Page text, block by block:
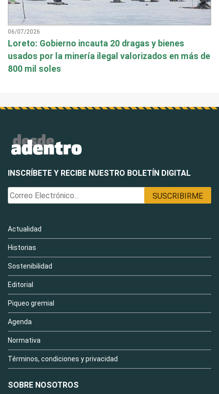
06/07/2026
Loreto: Gobierno incauta 20 dragas y bienes
usados por la minería ilegal valorizados en más de
800 mil soles
INSCRÍBETE Y RECIBE NUESTRO BOLETÍN DIGITAL
Actualidad
Historias
Sostenibilidad
Editorial
Piqueo gremial
Agenda
Normativa
Términos, condiciones y privacidad
SOBRE NOSOTROS